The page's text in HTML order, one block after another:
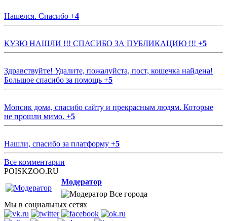
Нашелся. Спасибо +4
КУЗЮ НАШЛИ !!! СПАСИБО ЗА ПУБЛИКАЦИЮ !!! +5
Здравствуйте! Удалите, пожалуйста, пост, кошечка найдена!
Большое спасибо за помощь +5
Мопсик дома, спасибо сайту и прекрасным людям. Которые
не прошли мимо. +5
Нашли, спасибо за платформу +5
Все комментарии
POISKZOO.RU
Модератор
Все города
Мы в социальных сетях